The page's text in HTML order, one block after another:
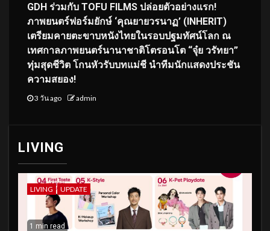
GDH ร่วมกับ TOFU FILMS ปล่อยตัวอย่างแรก!
ภาพยนตร์ฟอร์มยักษ์ ‘คุณยายวรนาฏ’ (INHERIT)
เตรียมคายตะขาบหนังไทยในรอบปฐมทัศน์โลก ณ
เทศกาลภาพยนตร์นานาชาติโตรอนโต “จุ๋ย วรัทยา”
ทุ่มสุดชีวิต โกนหัวรับบทแม่ชี นำทีมนักแสดงประชัน
ความสยอง!
3 วัน ago admin
LIVING
LIVING UPDATE
1 min read